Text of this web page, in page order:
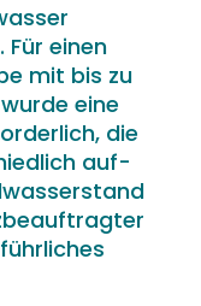
einen
mit bis zu
eine
die
auf-